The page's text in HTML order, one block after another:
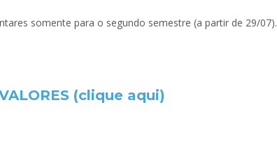
somente para o segundo semestre (a partir de 29/07).
(clique aqui)